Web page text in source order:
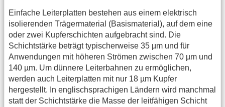
Einfache Leiterplatten bestehen aus einem elektrisch
isolierenden Trägermaterial (Basismaterial), auf dem eine
oder zwei Kupferschichten aufgebracht sind. Die
Schichtstärke beträgt typischerweise 35 µm und für
Anwendungen mit höheren Strömen zwischen 70 µm und
140 µm. Um dünnere Leiterbahnen zu ermöglichen,
werden auch Leiterplatten mit nur 18 µm Kupfer
hergestellt. In englischsprachigen Ländern wird manchmal
statt der Schichtstärke die Masse der leitfähigen Schicht